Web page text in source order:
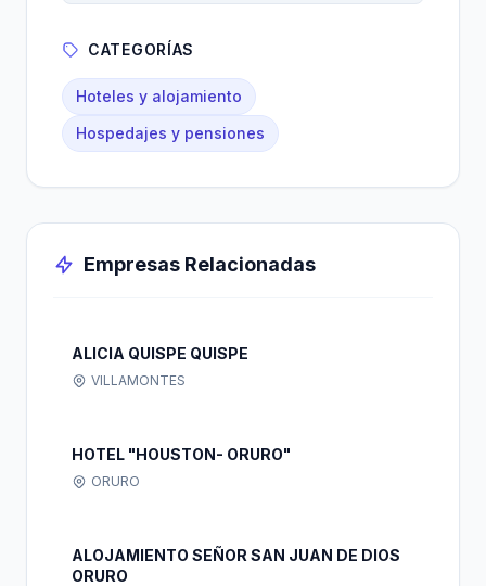
CATEGORÍAS
Hoteles y alojamiento
Hospedajes y pensiones
Empresas Relacionadas
ALICIA QUISPE QUISPE
VILLAMONTES
HOTEL "HOUSTON- ORURO"
ORURO
ALOJAMIENTO SEÑOR SAN JUAN DE DIOS
ORURO